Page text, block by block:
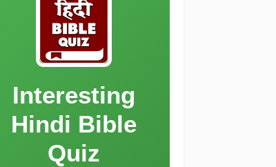
Interesting
Hindi Bible
Quiz